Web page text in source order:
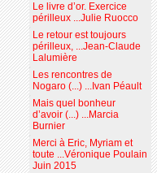
Le livre d’or. Exercice
périlleux ...Julie Ruocco
Le retour est toujours
périlleux, ...Jean-Claude
Lalumière
Les rencontres de
Nogaro (...) ...Ivan Péault
Mais quel bonheur
d’avoir (...) ...Marcia
Burnier
Merci à Eric, Myriam et
toute ...Véronique Poulain
Juin 2015